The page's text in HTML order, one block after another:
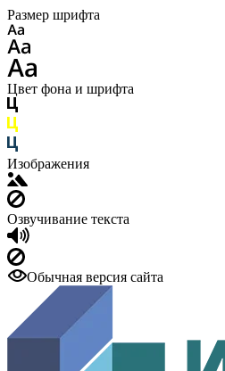
Размер шрифта
Цвет фона и шрифта
Изображения
Озвучивание текста
Обычная версия сайта